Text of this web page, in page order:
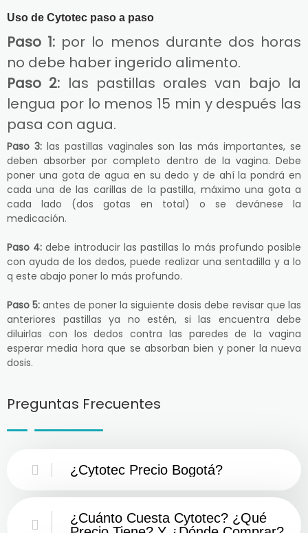
Uso de Cytotec paso a paso
Paso 1: por lo menos durante dos horas
no debe haber ingerido alimento.
Paso 2: las pastillas orales van bajo la
lengua por lo menos 15 min y después las
pasa con agua.
Paso 3:las pastillas vaginales son las más importantes, se
deben absorber por completo dentro de la vagina. Debe
poner una gota de agua en su dedo y de ahí la pondrá en
cada una de las carillas de la pastilla, máximo una gota a
cada lado (dos gotas en total) o se devánese la
medicación.
Paso 4: debe introducir las pastillas lo más profundo posible
con ayuda de los dedos, puede realizar una sentadilla y a lo
q este abajo poner lo más profundo.
Paso 5: antes de poner la siguiente dosis debe revisar que las
anteriores pastillas ya no estén, si las encuentra debe
diluirlas con los dedos contra las paredes de la vagina
esperar media hora que se absorban bien y poner la nueva
dosis.
Preguntas Frecuentes
¿Cytotec Precio Bogotá?
¿Cuánto Cuesta Cytotec? ¿Qué